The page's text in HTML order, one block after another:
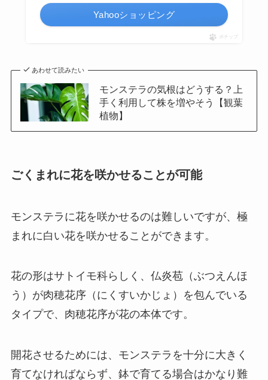
Yahooショッピング
ポチップ
あわせて読みたい
モンステラの気根はどうする？上
手く利用して株を増やそう【観葉
植物】
ごくまれに花を咲かせることが可能
モンステラに花を咲かせるのは難しいですが、極
まれに白い花を咲かせることができます。
花の形はサトイモ科らしく、仏炎苞（ぶつえんほ
う）が肉穂花序（にくすいかじょ）を包んでいる
タイプで、肉穂花序が花の本体です。
開花させるためには、モンステラを十分に大きく
育てなければならず、鉢で育てる場合はかなり難